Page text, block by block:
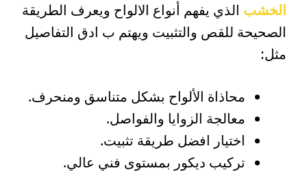
الخشب الذي يفهم أنواع الالواح ويعرف الطريقة
الصحيحة للقص والتثبيت ويهتم ب ادق التفاصيل
مثل:
محاذاة الألواح بشكل متناسق ومنحرف.
معالجة الزوايا والفواصل.
اختيار افضل طريقة تثبيت.
تركيب ديكور بمستوى فني عالي.